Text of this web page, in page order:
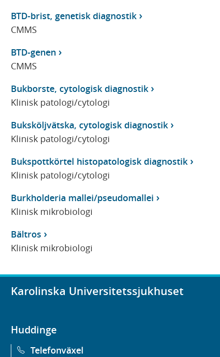
BTD-brist, genetisk diagnostik
CMMS
BTD-genen
CMMS
Bukborste, cytologisk diagnostik
Klinisk patologi/cytologi
Buksköljvätska, cytologisk diagnostik
Klinisk patologi/cytologi
Bukspottkörtel histopatologisk diagnostik
Klinisk patologi/cytologi
Burkholderia mallei/pseudomallei
Klinisk mikrobiologi
Bältros
Klinisk mikrobiologi
Karolinska Universitetssjukhuset
Huddinge
Telefonväxel